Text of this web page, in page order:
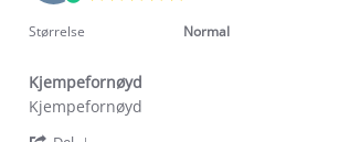
rating
Størrelse Normal
Kjempefornøyd
Review
review
Kjempefornøyd